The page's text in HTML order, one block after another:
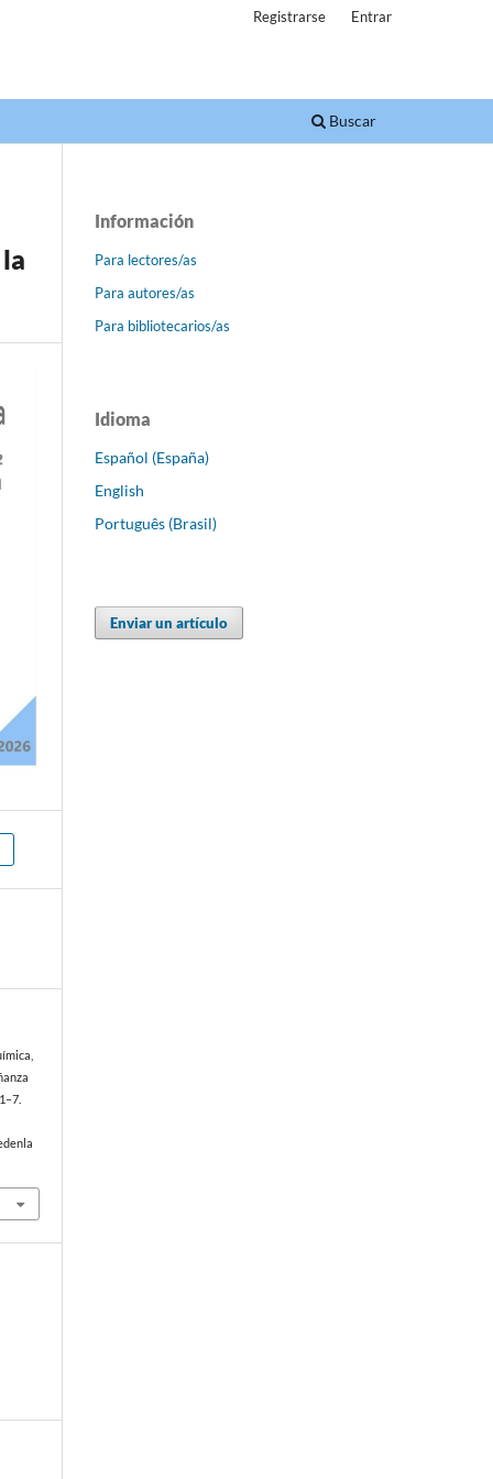
Buscar
Registrarse Entrar
Información
Para lectores/as
Para autores/as
Para bibliotecarios/as
Idioma
Español (España)
English
Português (Brasil)
Enviar un artículo